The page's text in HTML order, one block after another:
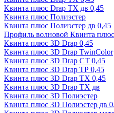
Квинта плюс Drap ТХ дв 0,45
Квинта плюс Полиэстер
Квинта плюс Полиэстер дв 0,45
Профиль волновой Квинта
Квинта плюс 3D Drap 0,45
Квинта плюс 3D Drap TwinColor
Квинта плюс 3D Drap СТ 0,45
Квинта плюс 3D Drap ТР 0,45
Квинта плюс 3D Drap ТХ 0,45
Квинта плюс 3D Drap ТХ дв
Квинта плюс 3D Полиэстер
Квинта плюс 3D Полиэстер дв